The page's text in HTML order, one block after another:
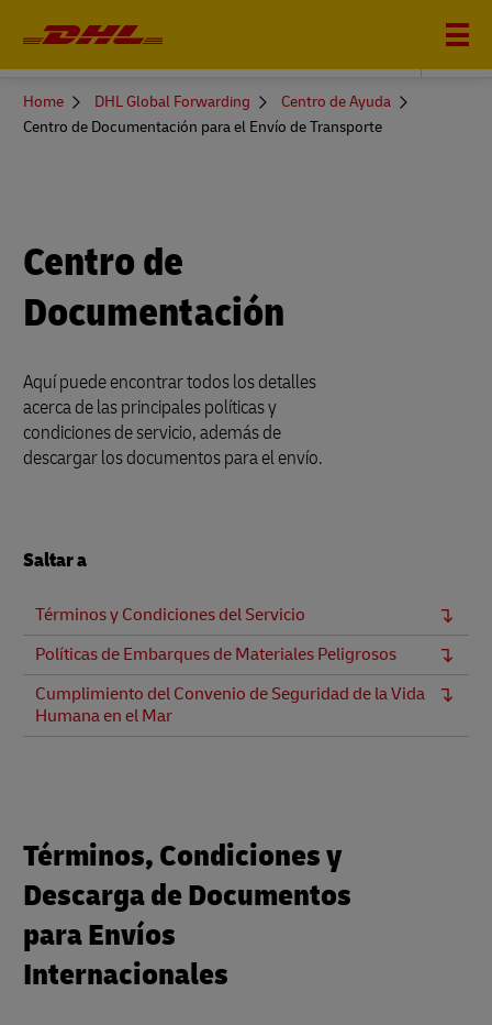
DHL GLOBAL FORWARDING
You
here
Home DHL Global Forwarding
Centro de Ayuda
Centro de Documentación para el Envío de Transporte
Centro de
Documentación
Aquí puede encontrar todos los detalles
acerca de las principales políticas y
condiciones de servicio, además de
descargar los documentos para el envío.
Saltar a
Términos y Condiciones del Servicio
Políticas de Embarques de Materiales Peligrosos
Cumplimiento del Convenio de Seguridad de la Vida
Humana en el Mar
Términos, Condiciones y
Descarga de Documentos
para Envíos
Internacionales